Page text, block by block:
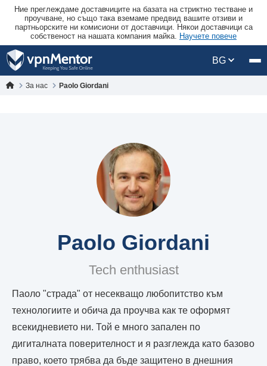
Ние преглеждаме доставчиците на базата на стриктно тестване и
проучване, но също така вземаме предвид вашите отзиви и
партньорските ни комисиони от доставчици. Някои доставчици са
собственост на нашата компания майка. Научете повече
BG
За нас Paolo Giordani
Paolo Giordani
Tech enthusiast
Паоло "страда" от несекващо любопитство към
технологиите и обича да проучва как те оформят
всекидневието ни. Той е много запален по
дигиталната поверителност и я разглежда като базово
право, което трябва да бъде защитено в днешния